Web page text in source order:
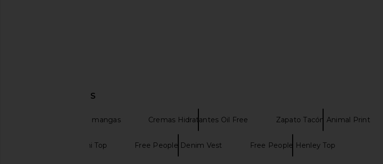
DESCUBRIR MÁS
Monos cortos Sin mangas Cremas Hidratantes Oil Free Zapato Tacón Animal Print
Free People Cami Top Free People Denim Vest Free People Henley Top